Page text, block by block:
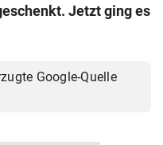
Jetzt ging es
Google-Quelle